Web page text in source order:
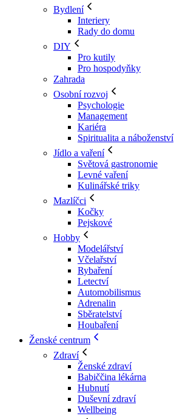
Bydlení
Interiery
Rady do domu
DIY
Pro kutily
Pro hospodyňky
Zahrada
Osobní rozvoj
Psychologie
Management
Kariéra
Spiritualita a náboženství
Jídlo a vaření
Světová gastronomie
Levné vaření
Kulinářské triky
Mazlíčci
Kočky
Pejskové
Hobby
Modelářství
Včelařství
Rybaření
Letectví
Automobilismus
Adrenalin
Sběratelství
Houbaření
Ženské centrum
Zdraví
Ženské zdraví
Babiččina lékárna
Hubnutí
Duševní zdraví
Wellbeing